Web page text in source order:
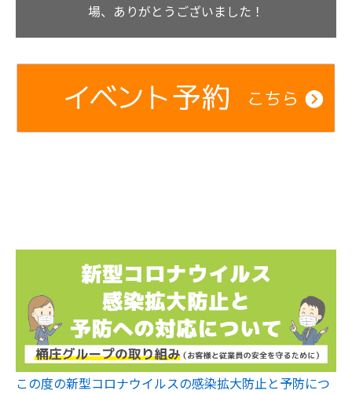
場、ありがとうございました！
この度の新型コロナウイルスの感染拡大防止と予防につ